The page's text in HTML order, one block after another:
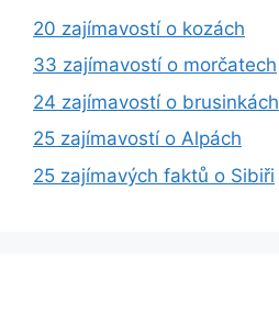
20 zajímavostí o kozách
33 zajímavostí o morčatech
24 zajímavostí o brusinkách
25 zajímavostí o Alpách
25 zajímavých faktů o Sibiři